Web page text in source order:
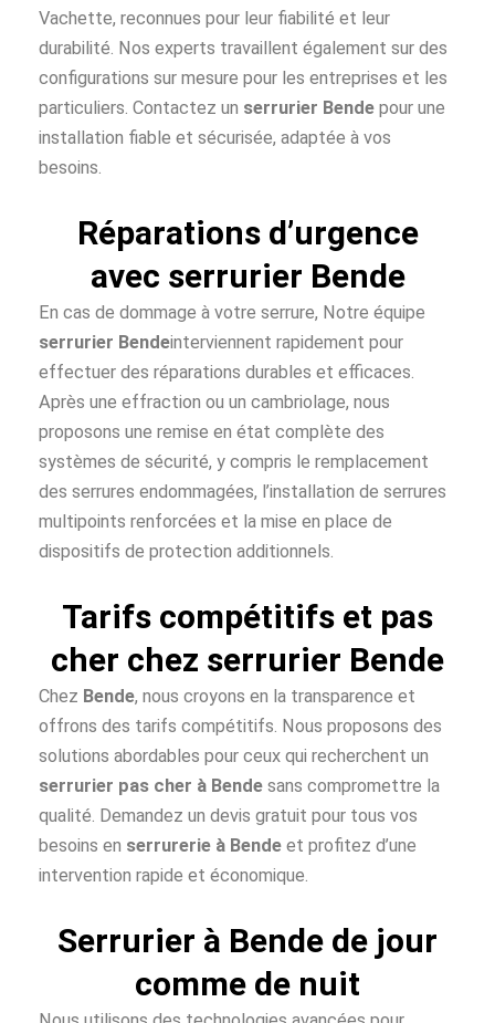
Vachette, reconnues pour leur fiabilité et leur
durabilité. Nos experts travaillent également sur des
configurations sur mesure pour les entreprises et les
particuliers. Contactez un serrurier Bende pour une
installation fiable et sécurisée, adaptée à vos
besoins.
Réparations d’urgence
avec serrurier Bende
En cas de dommage à votre serrure, Notre équipe
serrurier Bendeinterviennent rapidement pour
effectuer des réparations durables et efficaces.
Après une effraction ou un cambriolage, nous
proposons une remise en état complète des
systèmes de sécurité, y compris le remplacement
des serrures endommagées, l’installation de serrures
multipoints renforcées et la mise en place de
dispositifs de protection additionnels.
Tarifs compétitifs et pas
cher chez serrurier Bende
Chez Bende, nous croyons en la transparence et
offrons des tarifs compétitifs. Nous proposons des
solutions abordables pour ceux qui recherchent un
serrurier pas cher à Bende sans compromettre la
qualité. Demandez un devis gratuit pour tous vos
besoins en serrurerie à Bende et profitez d’une
intervention rapide et économique.
Serrurier à Bende de jour
comme de nuit